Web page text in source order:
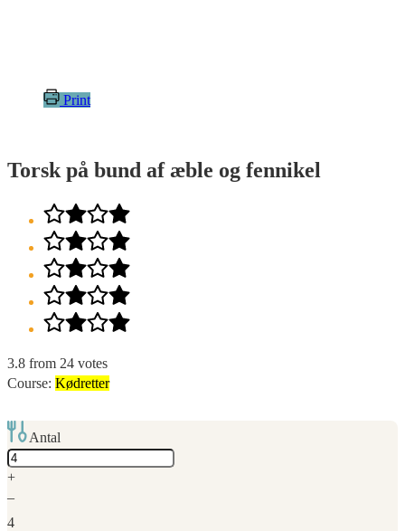
Print
Torsk på bund af æble og fennikel
3.8 from 24 votes
Course: Kødretter
Antal
Adjust
servings
+
–
4